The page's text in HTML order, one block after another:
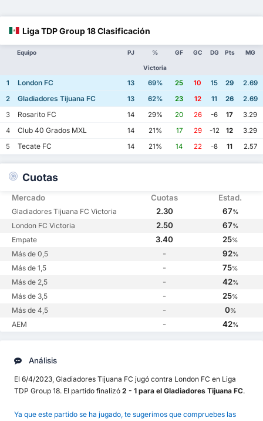
Liga TDP Group 18 Clasificación
Equipo PJ %
Victoria
GF GC DG Pts MG
1 London FC 13 69% 25 10 15 29
2.69
2
Gladiadores Tijuana FC 13 62% 23 12 11 26
2.69
3
Rosarito FC 14 29% 20 26 -6 17
3.29
4
Club 40 Grados MXL 14 21% 17 29 -12 12
3.29
5
Tecate FC 14 21% 14 22 -8 11 2.57
Cuotas
Mercado Cuotas Estad.
Gladiadores Tijuana FC Victoria 2.30 67%
London FC Victoria 2.50 67%
Empate 3.40 25%
Más de 0,5 - 92%
Más de 1,5 - 75%
Más de 2,5 - 42%
Más de 3,5 - 25%
Más de 4,5 - 0%
AEM - 42%
Análisis
El 6/4/2023, Gladiadores Tijuana FC jugó contra London FC en Liga
TDP Group 18. El partido finalizó 2 - 1 para el Gladiadores Tijuana FC.
Ya que este partido se ha jugado, te sugerimos que compruebes las